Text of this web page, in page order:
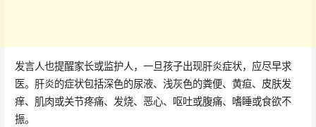
发言人也提醒家长或监护人，一旦孩子出现肝炎症状，应尽早求
医。肝炎的症状包括深色的尿液、浅灰色的粪便、黄疸、皮肤发
痒、肌肉或关节疼痛、发烧、恶心、呕吐或腹痛、嗜睡或食欲不
振。